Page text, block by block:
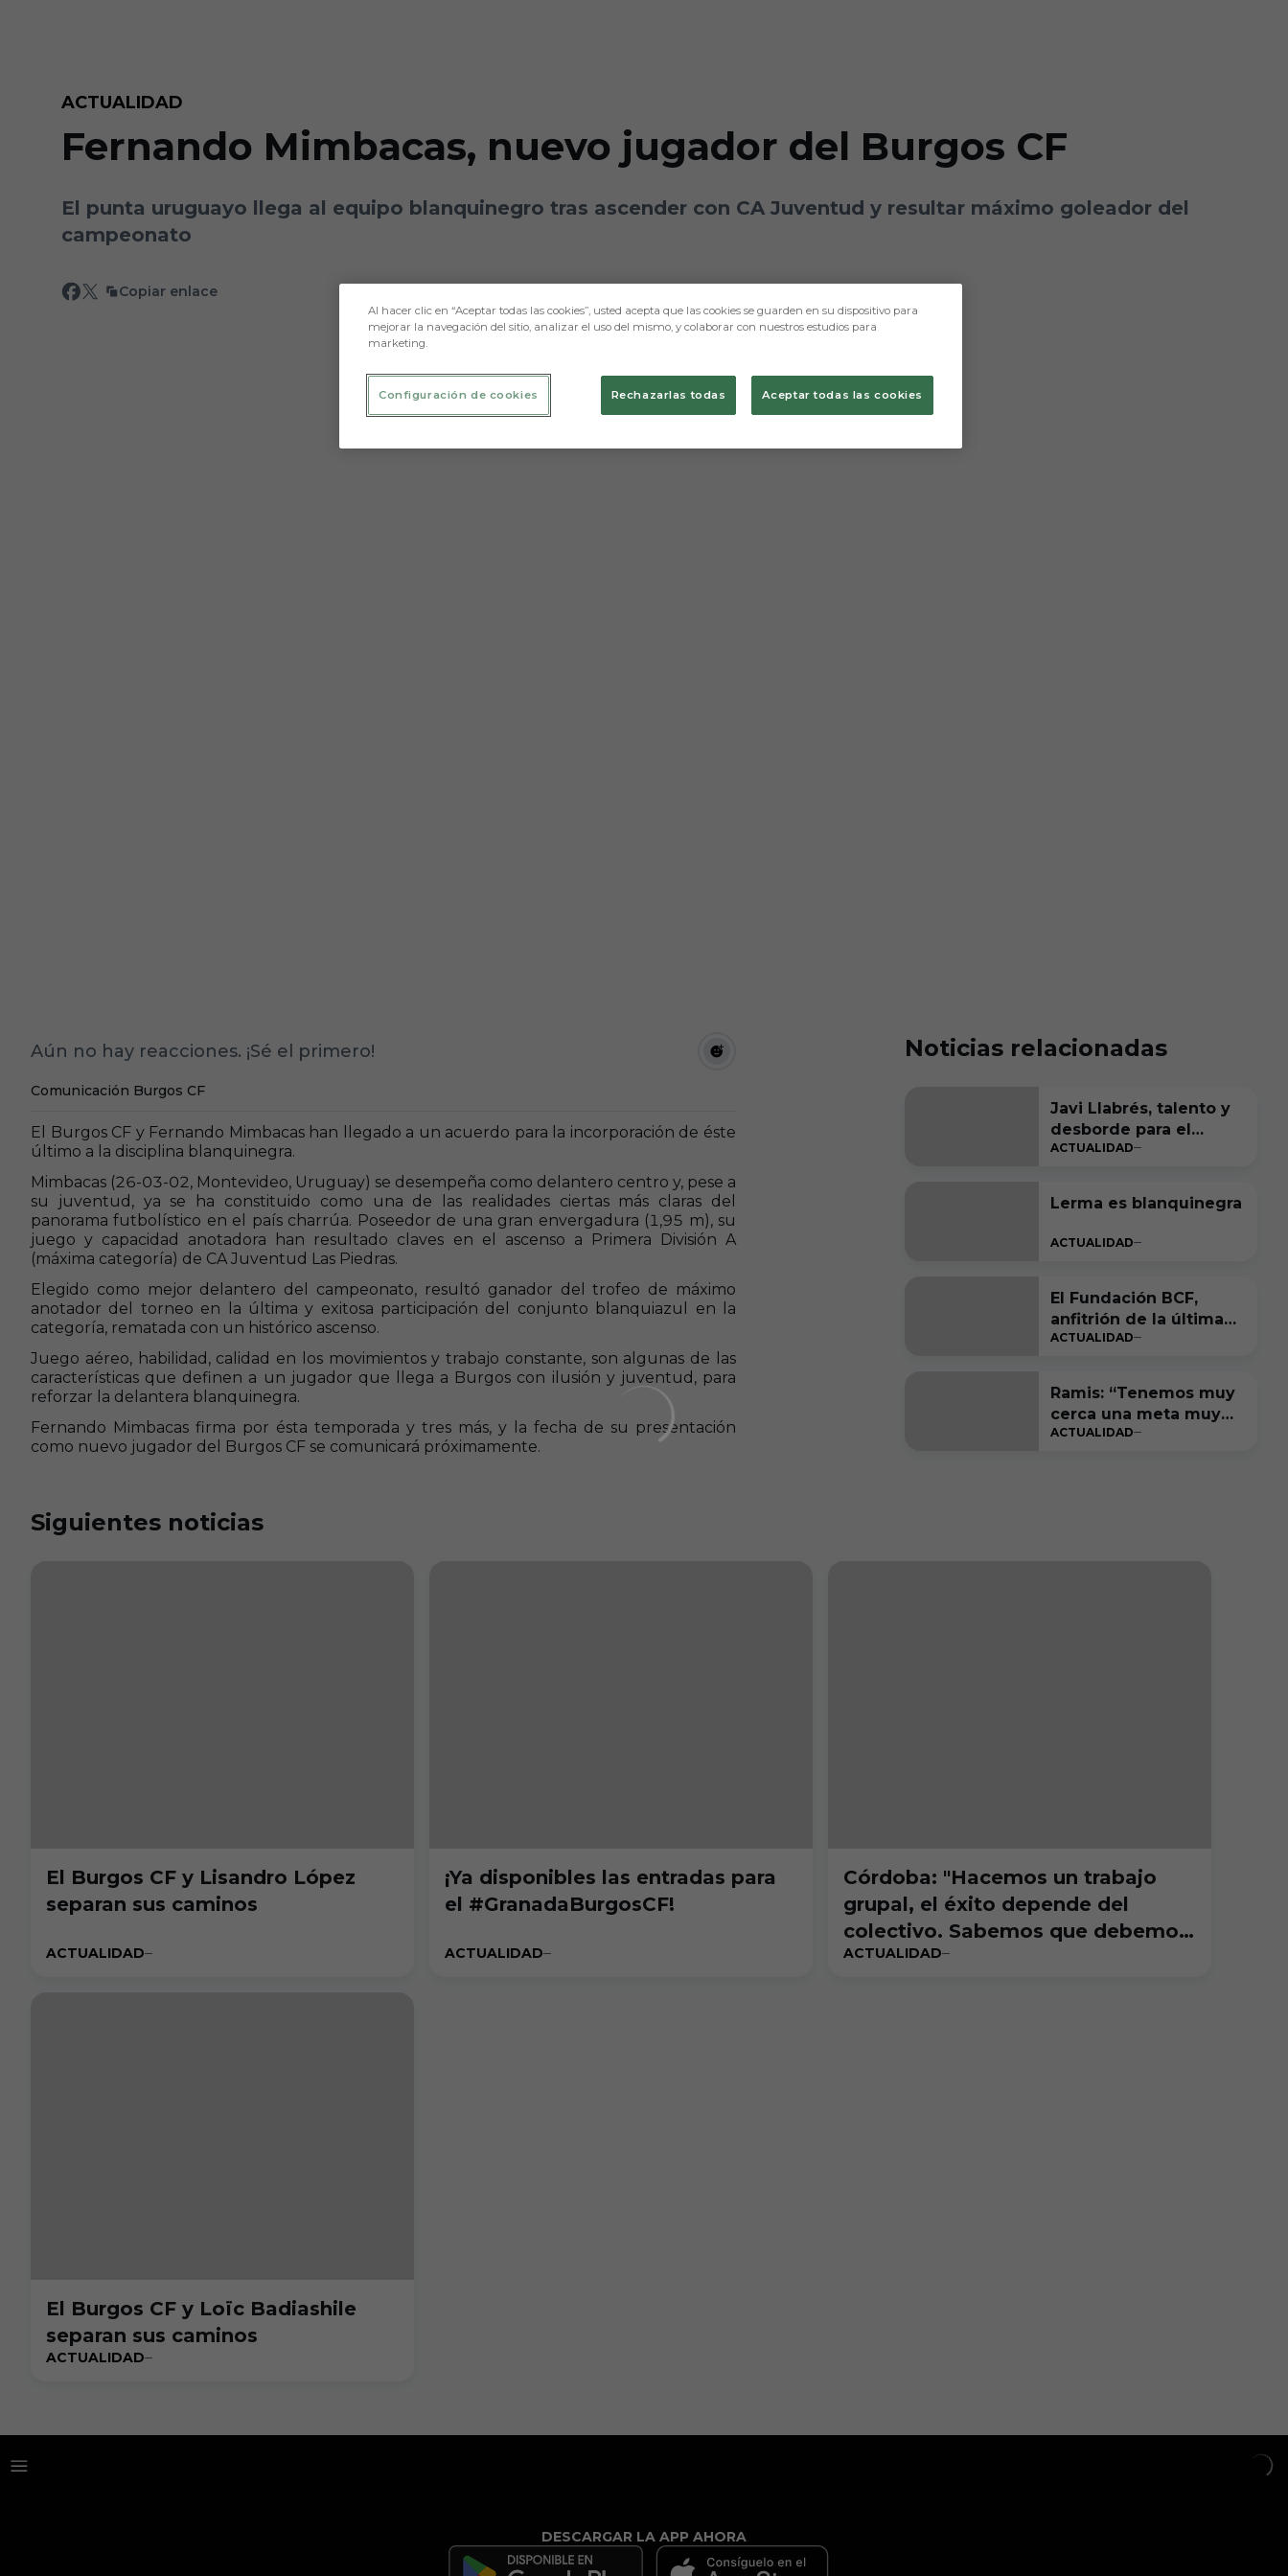
ACTUALIDAD
Fernando Mimbacas, nuevo jugador del Burgos CF
El punta uruguayo llega al equipo blanquinegro tras ascender con CA Juventud y resultar máximo goleador del
campeonato
Copiar enlace
Aún no hay reacciones. ¡Sé el primero!
Comunicación Burgos CF
El Burgos CF y Fernando Mimbacas han llegado a un acuerdo para la incorporación de éste
último a la disciplina blanquinegra.
Mimbacas (26-03-02, Montevideo, Uruguay) se desempeña como delantero centro y, pese a
su juventud, ya se ha constituido como una de las realidades ciertas más claras del
panorama futbolístico en el país charrúa. Poseedor de una gran envergadura (1,95 m), su
juego y capacidad anotadora han resultado claves en el ascenso a Primera División A
(máxima categoría) de CA Juventud Las Piedras.
Elegido como mejor delantero del campeonato, resultó ganador del trofeo de máximo
anotador del torneo en la última y exitosa participación del conjunto blanquiazul en la
categoría, rematada con un histórico ascenso.
Juego aéreo, habilidad, calidad en los movimientos y trabajo constante, son algunas de las
características que definen a un jugador que llega a Burgos con ilusión y juventud, para
reforzar la delantera blanquinegra.
Fernando Mimbacas firma por ésta temporada y tres más, y la fecha de su presentación
como nuevo jugador del Burgos CF se comunicará próximamente.
Noticias relacionadas
Javi Llabrés, talento y
desborde para el
ataque del Burgos CF
ACTUALIDAD
Lerma es blanquinegra
ACTUALIDAD
El Fundación BCF,
anfitrión de la última
gran fiesta de LALIGA
ACTUALIDAD
Ramis: “Tenemos muy
cerca una meta muy
bonita de cumplir”
ACTUALIDAD
Siguientes noticias
El Burgos CF y Lisandro López
separan sus caminos
ACTUALIDAD
¡Ya disponibles las entradas para
el #GranadaBurgosCF!
ACTUALIDAD
Córdoba: "Hacemos un trabajo
grupal, el éxito depende del
colectivo. Sabemos que debemos
estar en alerta máxima para
ACTUALIDAD
El Burgos CF y Loïc Badiashile
separan sus caminos
ACTUALIDAD
DESCARGAR LA APP AHORA
Al hacer clic en “Aceptar todas las cookies”, usted acepta que las cookies se guarden en su dispositivo para
mejorar la navegación del sitio, analizar el uso del mismo, y colaborar con nuestros estudios para
marketing.
Rechazarlas todas Aceptar todas las cookies
Configuración de cookies